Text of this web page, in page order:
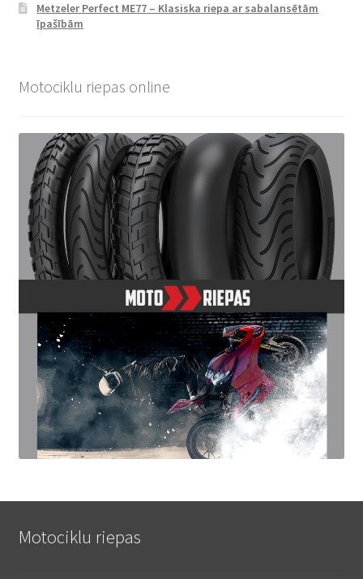
Metzeler Perfect ME77 – Klasiska riepa ar sabalansētām
īpašībām
Motociklu riepas online
Motociklu riepas